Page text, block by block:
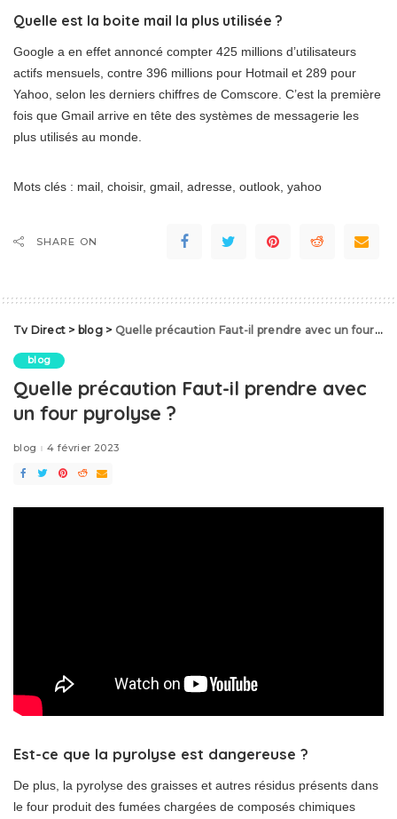
Quelle est la boite mail la plus utilisée ?
Google a en effet annoncé compter 425 millions d’utilisateurs
actifs mensuels, contre 396 millions pour Hotmail et 289 pour
Yahoo, selon les derniers chiffres de Comscore. C’est la première
fois que Gmail arrive en tête des systèmes de messagerie les
plus utilisés au monde.
Mots clés : mail, choisir, gmail, adresse, outlook, yahoo
SHARE ON
Tv Direct > blog> Quelle précaution Faut-il prendre avec un four pyrolyse ?
blog
Quelle précaution Faut-il prendre avec
un four pyrolyse ?
blog 4 février 2023
Est-ce que la pyrolyse est dangereuse ?
De plus, la pyrolyse des graisses et autres résidus présents dans
le four produit des fumées chargées de composés chimiques